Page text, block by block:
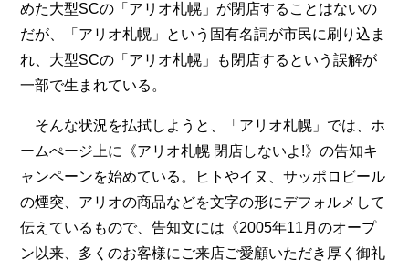
めた大型SCの「アリオ札幌」が閉店することはないの
だが、「アリオ札幌」という固有名詞が市民に刷り込ま
れ、大型SCの「アリオ札幌」も閉店するという誤解が
一部で生まれている。
そんな状況を払拭しようと、「アリオ札幌」では、ホ
ームぺージ上に《アリオ札幌 閉店しないよ!》の告知キ
ャンペーンを始めている。ヒトやイヌ、サッポロビール
の煙突、アリオの商品などを文字の形にデフォルメして
伝えているもので、告知文には《2005年11月のオープ
ン以来、多くのお客様にご来店ご愛顧いただき厚く御礼